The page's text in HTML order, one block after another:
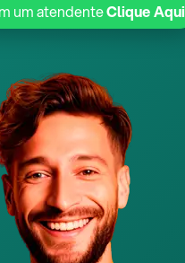
um atendenteClique Aqui